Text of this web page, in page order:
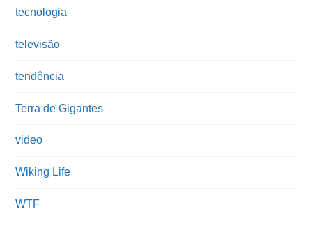
tecnologia
televisão
tendência
Terra de Gigantes
video
Wiking Life
WTF